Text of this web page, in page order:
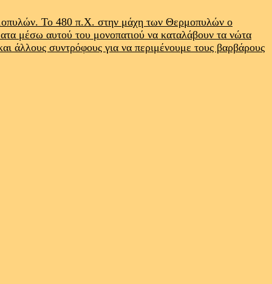
Το 480 π.Χ. στην μάχη των Θερμοπυλών ο
μέσω αυτού του μονοπατιού να καταλάβουν τα νώτα
άλλους συντρόφους για να περιμένουμε τους βαρβάρους